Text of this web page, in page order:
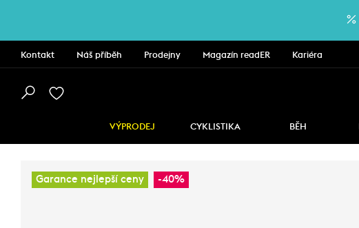
Kontakt Náš příběh Prodejny Magazín readER Kariéra
VÝPRODEJ CYKLISTIKA BĚH
Garance nejlepší ceny -40%